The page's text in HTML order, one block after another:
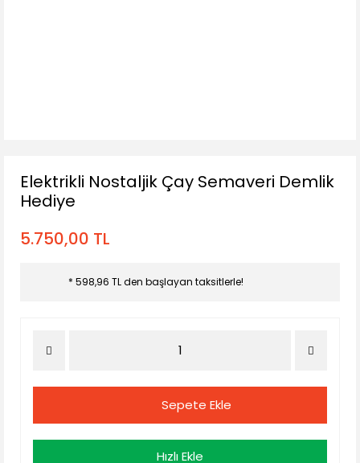
Elektrikli Nostaljik Çay Semaveri Demlik
Hediye
5.750,00 TL
* 598,96 TL den başlayan taksitlerle!
Sepete Ekle
Hızlı Ekle